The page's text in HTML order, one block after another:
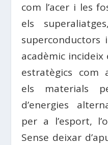
com l’acer i les
els
superconductors
acadèmic
estratègics com
els materials
d’energies
per a l’esport,
Sense deixar